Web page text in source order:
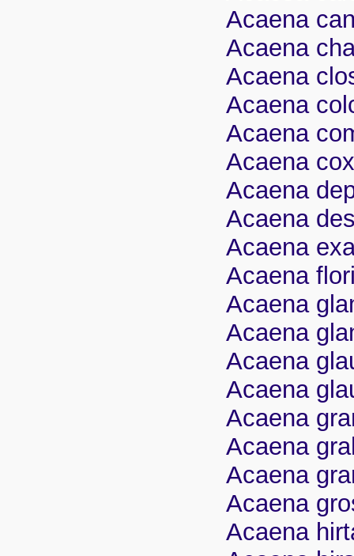
Acaena
Acaena
Acaena
Acaena
Acaena
Acaena
Acaena
Acaena
Acaena
Acaena
Acaena
Acaena
Acaena
Acaena
Acaena
Acaena
Acaena
Acaena
Acaena